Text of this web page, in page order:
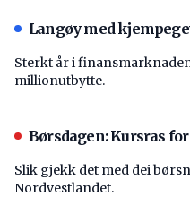
Langøy med
Sterkt år i
millionutbytte.
Børsdagen: Kursras
Slik gjekk det med dei
Nordvestlandet.